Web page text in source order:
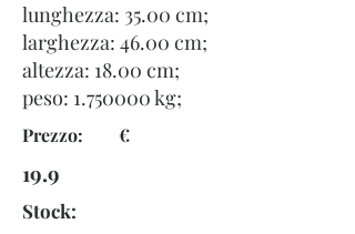
lunghezza: 35.00 cm;
larghezza: 46.00 cm;
altezza: 18.00 cm;
peso: 1.750000kg;
Prezzo: €
19.9
Stock: